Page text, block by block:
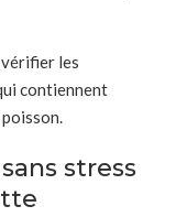
les
contiennent
stress